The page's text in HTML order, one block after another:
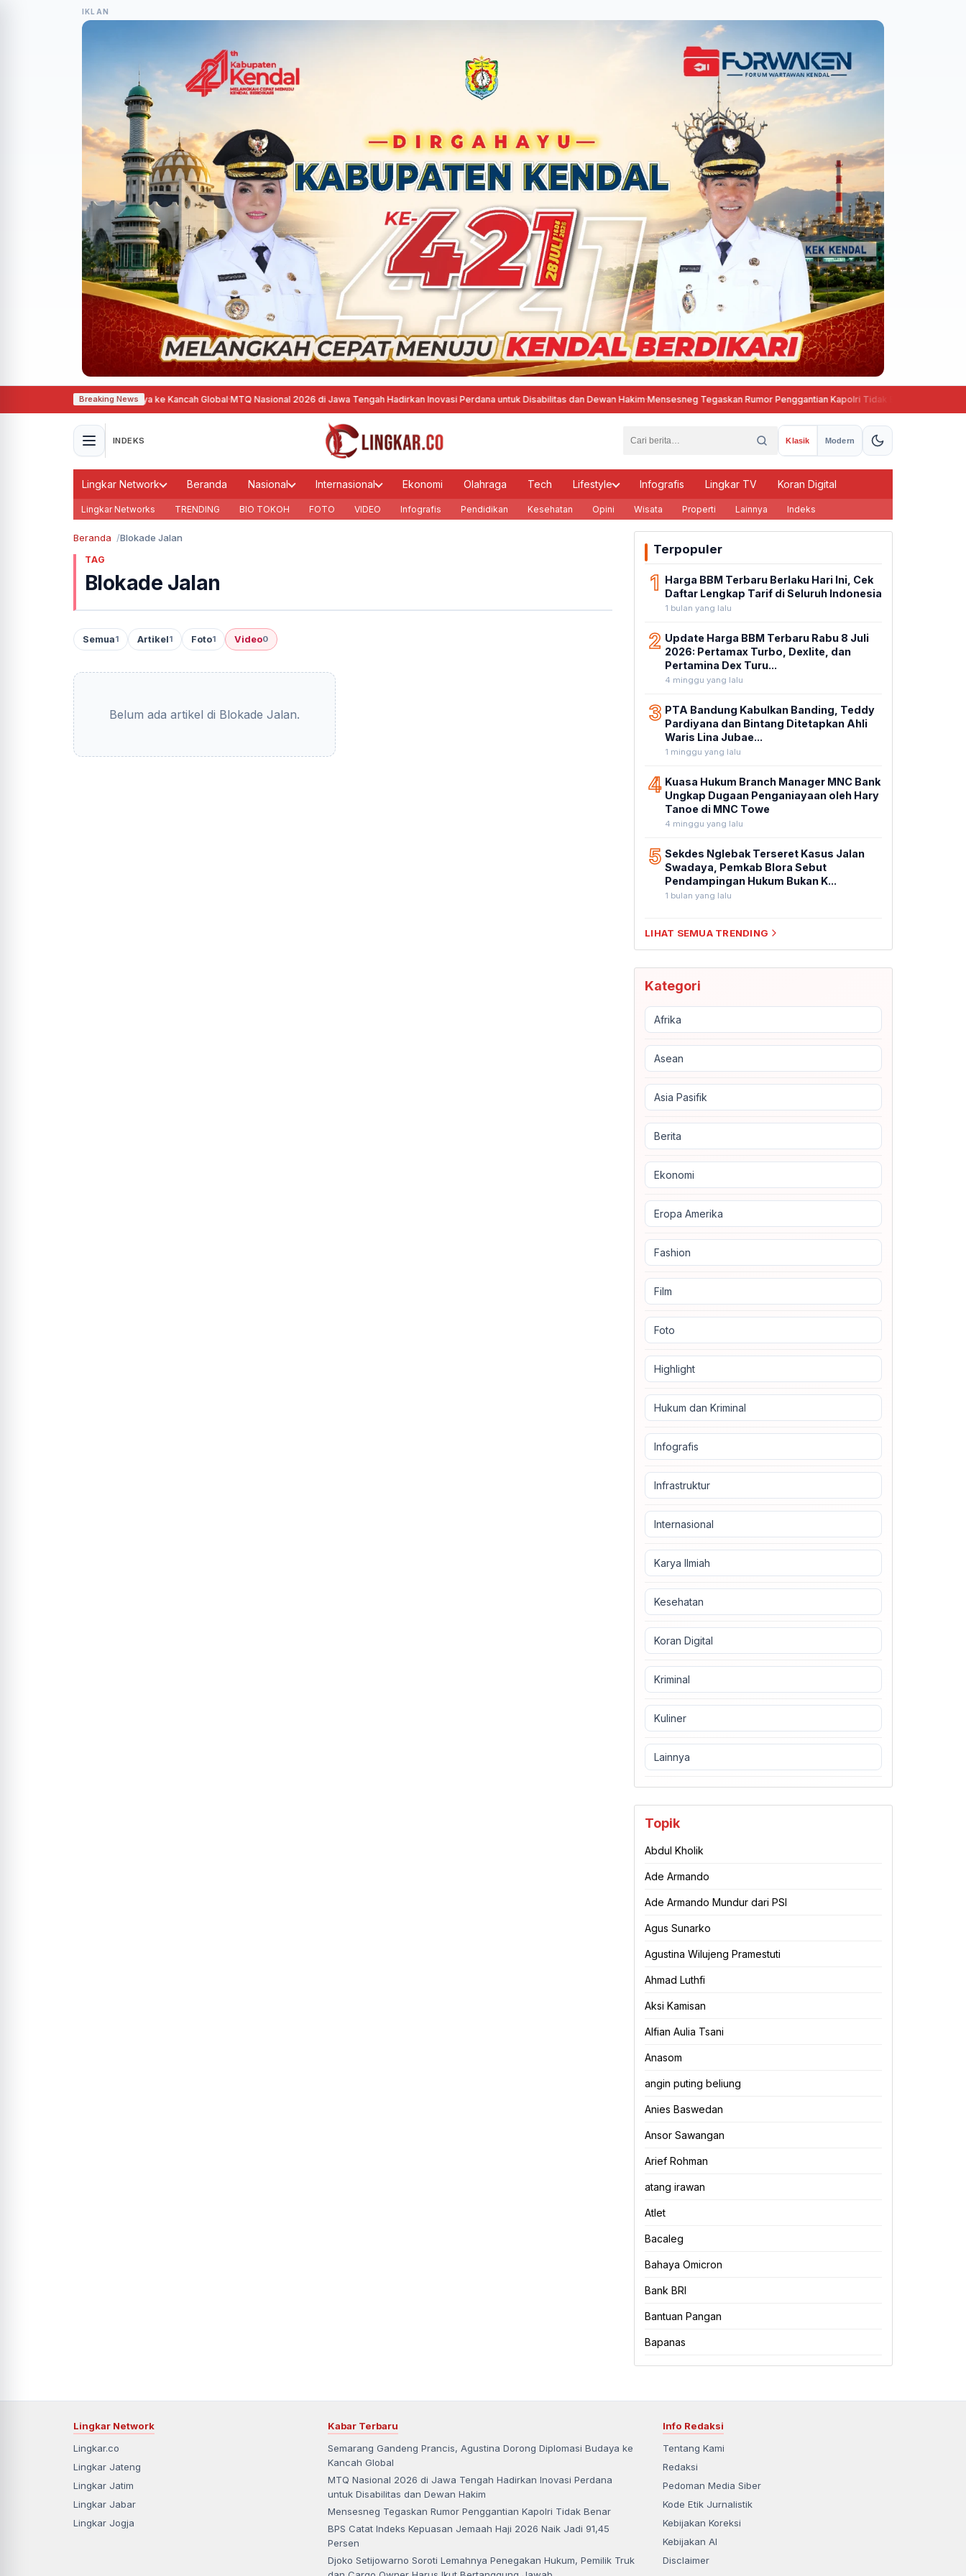
IKLAN
Breaking News
Dorong Diplomasi Budaya ke Kancah Global ·MTQ Nasional 2026 di Jawa Tengah Hadirkan Inovasi Perdana untuk Disabilitas dan Dewan Hakim ·Mensesneg Tegaskan Rumor Penggantian Kapolri Tidak Benar
INDEKS Klasik Modern
Lingkar Network Beranda Nasional Internasional Ekonomi Olahraga Tech Lifestyle Infografis Lingkar TV Koran Digital
Lingkar Networks TRENDING BIO TOKOH FOTO VIDEO Infografis Pendidikan Kesehatan Opini Wisata Properti Lainnya Indeks
Beranda Blokade Jalan
TAG
Blokade Jalan
Semua1 Artikel1 Foto1 Video0
Belum ada artikel di Blokade Jalan.
Terpopuler
1 Harga BBM Terbaru Berlaku Hari Ini, Cek
Daftar Lengkap Tarif di Seluruh Indonesia
1 bulan yang lalu
2 Update Harga BBM Terbaru Rabu 8 Juli
2026: Pertamax Turbo, Dexlite, dan
Pertamina Dex Turu...
4 minggu yang lalu
3 PTA Bandung Kabulkan Banding, Teddy
Pardiyana dan Bintang Ditetapkan Ahli
Waris Lina Jubae...
1 minggu yang lalu
4 Kuasa Hukum Branch Manager MNC Bank
Ungkap Dugaan Penganiayaan oleh Hary
Tanoe di MNC Towe
4 minggu yang lalu
5 Sekdes Nglebak Terseret Kasus Jalan
Swadaya, Pemkab Blora Sebut
Pendampingan Hukum Bukan K...
1 bulan yang lalu
LIHAT SEMUA TRENDING
Kategori
Afrika
Asean
Asia Pasifik
Berita
Ekonomi
Eropa Amerika
Fashion
Film
Foto
Highlight
Hukum dan Kriminal
Infografis
Infrastruktur
Internasional
Karya Ilmiah
Kesehatan
Koran Digital
Kriminal
Kuliner
Lainnya
Topik
Abdul Kholik
Ade Armando
Ade Armando Mundur dari PSI
Agus Sunarko
Agustina Wilujeng Pramestuti
Ahmad Luthfi
Aksi Kamisan
Alfian Aulia Tsani
Anasom
angin puting beliung
Anies Baswedan
Ansor Sawangan
Arief Rohman
atang irawan
Atlet
Bacaleg
Bahaya Omicron
Bank BRI
Bantuan Pangan
Bapanas
Lingkar Network
Lingkar.co
Lingkar Jateng
Lingkar Jatim
Lingkar Jabar
Lingkar Jogja
Kabar Terbaru
Semarang Gandeng Prancis, Agustina Dorong Diplomasi Budaya ke
Kancah Global
MTQ Nasional 2026 di Jawa Tengah Hadirkan Inovasi Perdana
untuk Disabilitas dan Dewan Hakim
Mensesneg Tegaskan Rumor Penggantian Kapolri Tidak Benar
BPS Catat Indeks Kepuasan Jemaah Haji 2026 Naik Jadi 91,45
Persen
Djoko Setijowarno Soroti Lemahnya Penegakan Hukum, Pemilik Truk
Info Redaksi
Tentang Kami
Redaksi
Pedoman Media Siber
Kode Etik Jurnalistik
Kebijakan Koreksi
Kebijakan AI
Disclaimer